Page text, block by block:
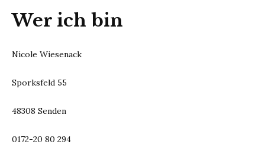
Wer ich bin
Nicole Wiesenack
Sporksfeld 55
48308 Senden
0172-20 80 294